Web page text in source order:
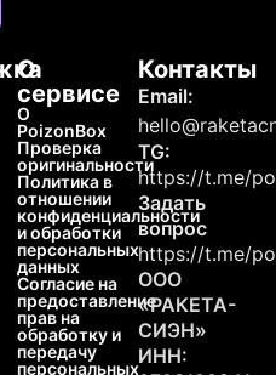
О
сервисе
О
PoizonBox
Проверка
оригинальности
Политика в
отношении
конфиденциальности
и обработки
персональных
данных
Согласие на
предоставление
прав на
обработку и
передачу
персональных
Контакты
Email:
TG:
https://t.me/
Задать
вопрос
https://t.me/
ООО
«РАКЕТА-
СИЭН»
ИНН: